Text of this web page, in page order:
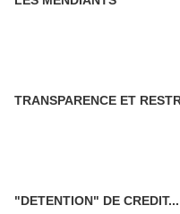
TRANSPARENCE ET
"DETENTION" DE CREDIT...